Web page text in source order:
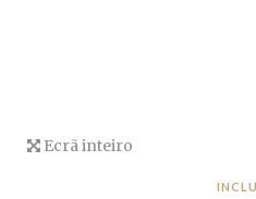
Ecrã inteiro